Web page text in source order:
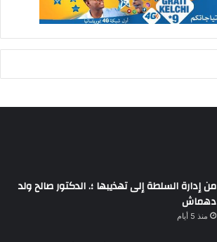
من إدارة السلطة إلى تهذيبها ؛. الدكتور صالح ولد
دهماش
منذ 5 أيام